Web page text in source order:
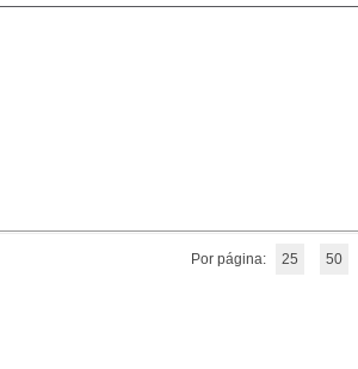
Por página: 25 50